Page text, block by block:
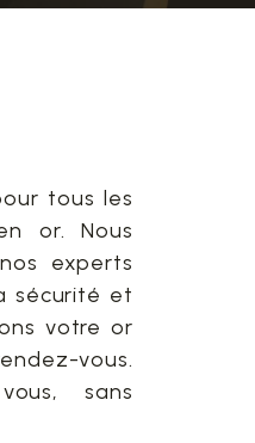
tous les
or. Nous
experts
sécurité et
votre or
vous.
sans